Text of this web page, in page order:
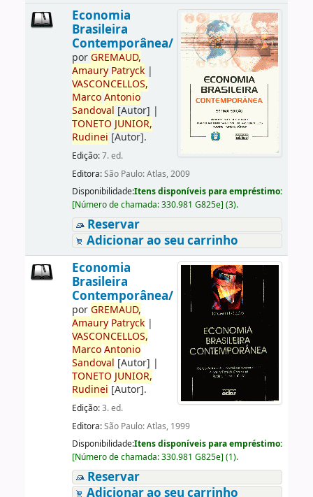
Economia
Brasileira
Contemporânea/
porGREMAUD,
Amaury Patryck|
VASCONCELLOS,
Marco Antonio
Sandoval [Autor] |
TONETO JUNIOR,
Rudinei [Autor].
Edição:7. ed.
Editora:São Paulo: Atlas, 2009
Disponibilidade:Itens disponíveis para empréstimo:
[Número de chamada:330.981 G825e] (3).
Reservar
Adicionar ao seu carrinho
Economia
Brasileira
Contemporânea/
porGREMAUD,
Amaury Patryck|
VASCONCELLOS,
Marco Antonio
Sandoval [Autor] |
TONETO JUNIOR,
Rudinei [Autor].
Edição:3. ed.
Editora:São Paulo: Atlas, 1999
Disponibilidade:Itens disponíveis para empréstimo:
[Número de chamada:330.981 G825e] (1).
Reservar
Adicionar ao seu carrinho